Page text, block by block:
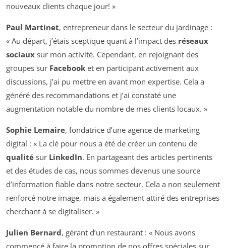
nouveaux clients chaque jour! »
Paul Martinet, entrepreneur dans le secteur du jardinage :
« Au départ, j’étais sceptique quant à l’impact des réseaux
sociaux sur mon activité. Cependant, en rejoignant des
groupes sur Facebook et en participant activement aux
discussions, j’ai pu mettre en avant mon expertise. Cela a
généré des recommandations et j’ai constaté une
augmentation notable du nombre de mes clients locaux. »
Sophie Lemaire, fondatrice d’une agence de marketing
digital : « La clé pour nous a été de créer un contenu de
qualité sur LinkedIn. En partageant des articles pertinents
et des études de cas, nous sommes devenus une source
d’information fiable dans notre secteur. Cela a non seulement
renforcé notre image, mais a également attiré des entreprises
cherchant à se digitaliser. »
Julien Bernard, gérant d’un restaurant : « Nous avons
commencé à faire la promotion de nos offres spéciales sur